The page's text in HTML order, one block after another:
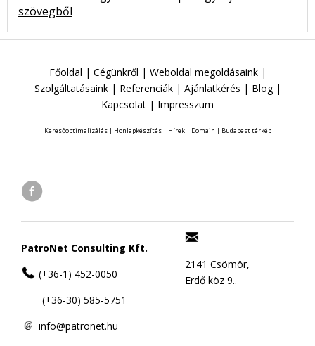
szövegből
Főoldal | Cégünkről | Weboldal megoldásaink|
Szolgáltatásaink| Referenciák| Ajánlatkérés | Blog|
Kapcsolat | Impresszum
Keresőoptimalizálás| Honlapkészítés| Hírek| Domain | Budapest térkép
PatroNet Consulting Kft.
(+36-1) 452-0050
(+36-30) 585-5751
info@patronet.hu
2141 Csömör,
Erdő köz 9..